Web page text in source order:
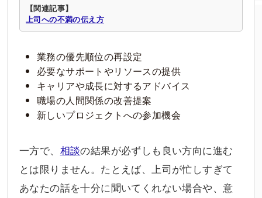
【関連記事】
上司への不満の伝え方
業務の優先順位の再設定
必要なサポートやリソースの提供
キャリアや成長に対するアドバイス
職場の人間関係の改善提案
新しいプロジェクトへの参加機会
一方で、 相談の結果が必ずしも良い方向に進む
とは限りません。たとえば、上司が忙しすぎて
あなたの話を十分に聞いてくれない場合や、意